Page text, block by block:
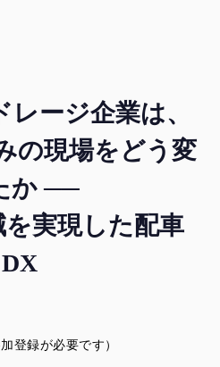
レージ企業は、
の現場をどう変
か ──
実現した配車
DX
登録が必要です）